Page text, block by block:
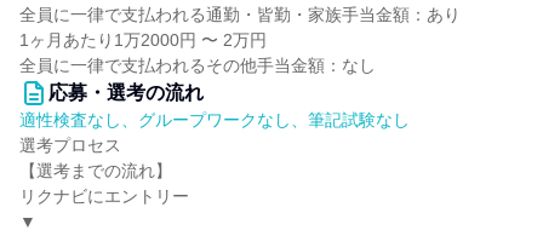
全員に一律で支払われる通勤・皆勤・家族手当金額：あり
1ヶ月あたり1万2000円 〜 2万円
全員に一律で支払われるその他手当金額：なし
応募・選考の流れ
適性検査なし、グループワークなし、筆記試験なし
選考プロセス
【選考までの流れ】
リクナビにエントリー
▼